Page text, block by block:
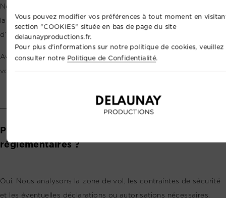
Non, pas toujours. Chaque lieu doit être vérifié en amont selon
la réglementation aérienne, la présence de public, la proximité
d’habitations, d’aéroports ou de zones sensibles.
Avant chaque prestation, nous étudions la faisabilité du vol et
vous indiquons clairement ce qui est possible.
Prenez-vous en charge les démarches
réglementaires ?
Oui. Nous analysons la zone de vol, les contraintes de sécurité
et les éventuelles déclarations ou autorisations nécessaires.
Vous pouvez modifier vos préférences à tout moment en
section "COOKIES" située en bas de page du site
delaunayproductions.fr.
Pour plus d'informations sur notre politique de cookies, veuillez
consulter notre Politique de Confidentialité.